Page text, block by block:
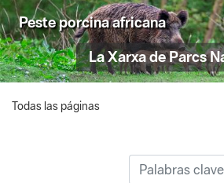
Peste porcina africana
La Xarxa de Parcs
Todas las páginas